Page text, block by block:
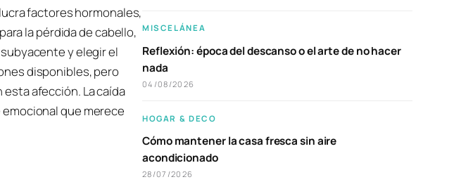
factores hormonales,
la pérdida de cabello,
y elegir el
disponibles, pero
afección. La caída
que merece
MISCELÁNEA
Reflexión: época del descanso o el arte de no hacer
nada
04/08/2026
HOGAR & DECO
Cómo mantener la casa fresca sin aire
acondicionado
28/07/2026